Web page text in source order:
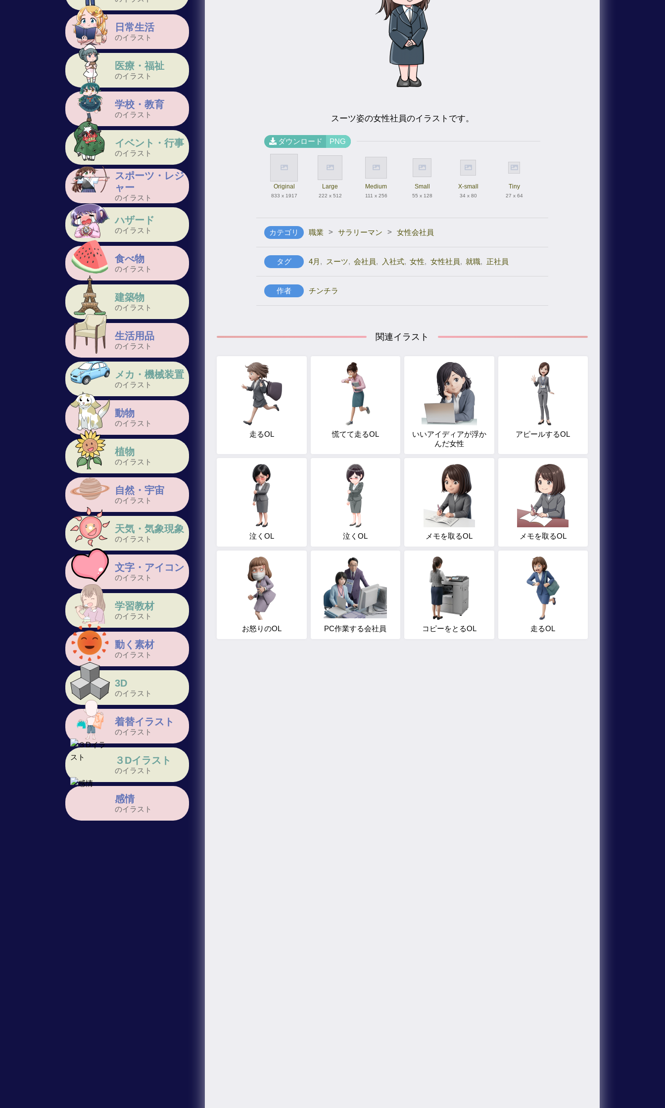
日常生活
のイラスト
医療・福祉
のイラスト
学校・教育
のイラスト
イベント・行事
のイラスト
スポーツ・レジ
ャー
のイラスト
ハザード
のイラスト
食べ物
のイラスト
建築物
のイラスト
生活用品
のイラスト
メカ・機械装置
のイラスト
動物
のイラスト
植物
のイラスト
自然・宇宙
のイラスト
天気・気象現象
のイラスト
文字・アイコン
のイラスト
学習教材
のイラスト
動く素材
のイラスト
3D
のイラスト
着替イラスト
のイラスト
３Dイラスト
のイラスト
感情
のイラスト
スーツ姿の女性社員のイラストです。
ダウンロード PNG
Original
833 x 1917
Large
222 x 512
Medium
111 x 256
Small
55 x 128
X-small
34 x 80
Tiny
27 x 64
カテゴリ 職業 > サラリーマン > 女性会社員
タグ 4月 , スーツ, 会社員, 入社式, 女性, 女性社員, 就職, 正社員
作者 チンチラ
関連イラスト
走るOL 慌てて走るOL
いいアイディアが浮か
んだ女性
アピールするOL
泣くOL 泣くOL メモを取るOL メモを取るOL
お怒りのOL PC作業する会社員 コピーをとるOL 走るOL